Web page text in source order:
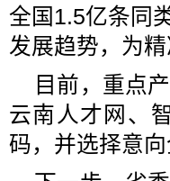
全国1.5亿条同
发展趋势，为
目前，重点
云南人才网、
码，并选择意